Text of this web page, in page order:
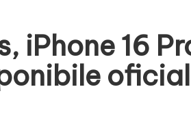
iPhone 16